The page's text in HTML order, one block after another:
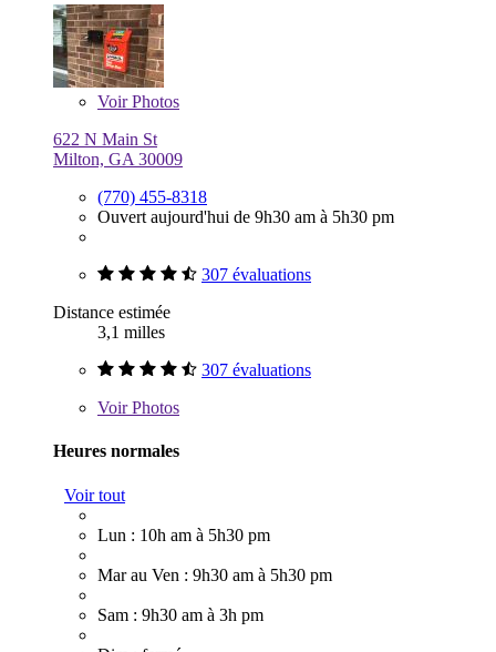
VoirPhotos
622 N Main St
Milton, GA 30009
(770) 455-8318
Ouvert aujourd'hui de 9h30 am à 5h30 pm
307 évaluations
Distance estimée
3,1 milles
307 évaluations
VoirPhotos
Heures normales
Voir tout
Lun : 10h am à 5h30 pm
Mar au Ven : 9h30 am à 5h30 pm
Sam : 9h30 am à 3h pm